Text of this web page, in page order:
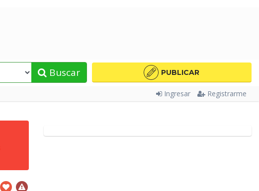
Buscar PUBLICAR
Ingresar Registrarme